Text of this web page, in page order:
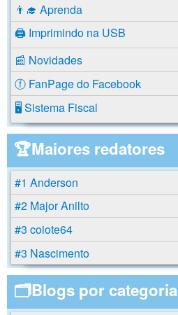
👨‍🎓 Aprenda
🖨️ Imprimindo na USB
📰 Novidades
ⓕ FanPage do Facebook
🖥️ Sistema Fiscal
🏆Maiores redatores
#1 Anderson
#2 Major Anilto
#3 coiote64
#3 Nascimento
🗂️Blogs por categoria